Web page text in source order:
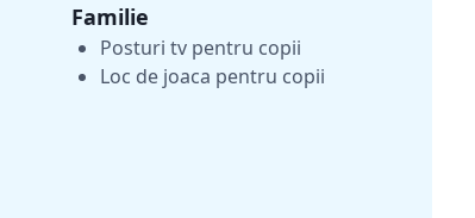
Familie
Posturi tv pentru copii
Loc de joaca pentru copii